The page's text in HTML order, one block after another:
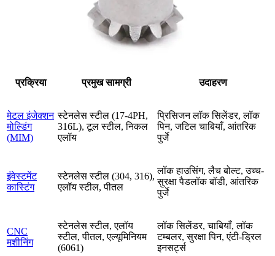
प्रक्रिया प्रमुख सामग्री उदाहरण
मेटल इंजेक्शन
मोल्डिंग
(MIM)
स्टेनलेस स्टील (17-4PH,
316L), टूल स्टील, निकल
एलॉय
प्रिसिजन लॉक सिलेंडर, लॉक
पिन, जटिल चाबियाँ, आंतरिक
पुर्जे
इंवेस्टमेंट
कास्टिंग
स्टेनलेस स्टील (304, 316),
एलॉय स्टील, पीतल
लॉक हाउसिंग, लैच बोल्ट, उच्च-
सुरक्षा पैडलॉक बॉडी, आंतरिक
पुर्जे
CNC
मशीनिंग
स्टेनलेस स्टील, एलॉय
स्टील, पीतल, एल्यूमिनियम
(6061)
लॉक सिलेंडर, चाबियाँ, लॉक
टम्बलर, सुरक्षा पिन, एंटी-ड्रिल
इनसर्ट्स